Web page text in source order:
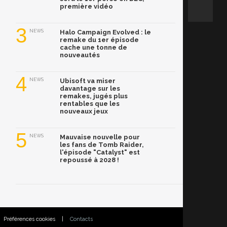
première vidéo
3 NEWS
Halo Campaign Evolved : le
remake du 1er épisode
cache une tonne de
nouveautés
4 NEWS
Ubisoft va miser
davantage sur les
remakes, jugés plus
rentables que les
nouveaux jeux
5 NEWS
Mauvaise nouvelle pour
les fans de Tomb Raider,
l'épisode "Catalyst" est
repoussé à 2028 !
Préférences cookies Contacts